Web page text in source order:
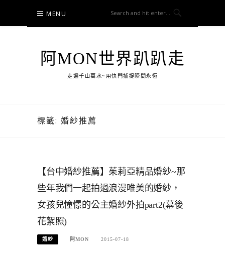
content
MENU
阿MON世界趴趴走
走遍千山萬水~用快門捕捉瞬間永恆
標籤: 婚紗推薦
【台中婚紗推薦】茱莉亞精品婚紗~那
些年我們一起拍過浪漫唯美的婚紗，
女孩兒憧憬的公主婚紗外拍part2(幕後
花絮照)
婚紗 阿MON 2015-07-18